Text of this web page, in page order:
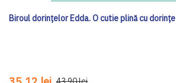
Biroul dorințelor Edda. O cutie plină cu dorințe